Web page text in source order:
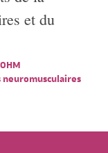
et du
neuromusculaires